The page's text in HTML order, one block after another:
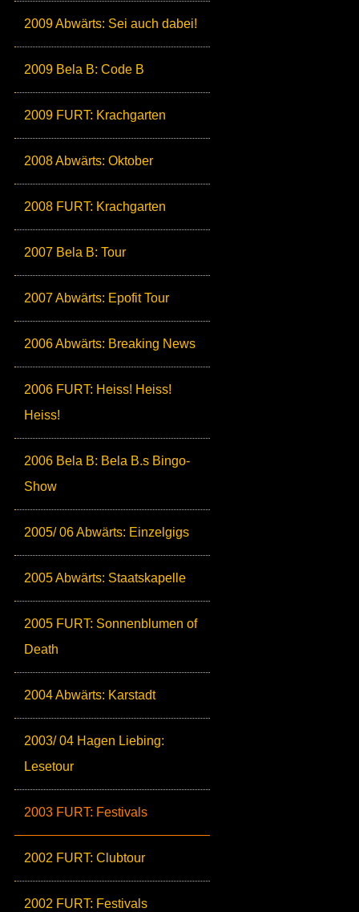
2009 Abwärts: Sei auch dabei!
2009 Bela B: Code B
2009 FURT: Krachgarten
2008 Abwärts: Oktober
2008 FURT: Krachgarten
2007 Bela B: Tour
2007 Abwärts: Epofit Tour
2006 Abwärts: Breaking News
2006 FURT: Heiss! Heiss!
Heiss!
2006 Bela B: Bela B.s Bingo-
Show
2005/ 06 Abwärts: Einzelgigs
2005 Abwärts: Staatskapelle
2005 FURT: Sonnenblumen of
Death
2004 Abwärts: Karstadt
2003/ 04 Hagen Liebing:
Lesetour
2003 FURT: Festivals
2002 FURT: Clubtour
2002 FURT: Festivals